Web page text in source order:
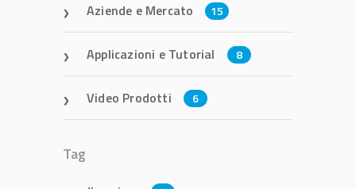
Aziende e Mercato 15
Applicazioni e Tutorial 8
Video Prodotti 6
Tag